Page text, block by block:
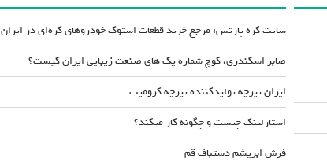
سایت کره پارتس؛ مرجع خرید قطعات استوک خودروهای کره‌ای در ایران
صابر اسکندری، کوچ شماره یک های صنعت زیبایی ایران کیست؟
ایران تیرچه تولیدکننده تیرچه کرومیت
استارلینک چیست و چگونه کار میکند؟
فرش ابریشم دستباف قم